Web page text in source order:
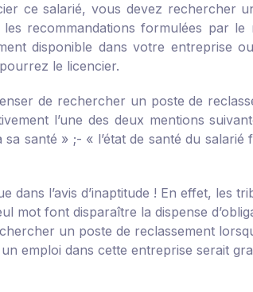
ce salarié, vous devez rechercher
recommandations formulées par le
disponible dans votre entreprise
le licencier.
de rechercher un poste de
l’une des deux mentions
sa santé » ;- « l’état de santé du salarié
l’avis d’inaptitude ! En effet, les
mot font disparaître la dispense
un poste de reclassement
emploi dans cette entreprise serait